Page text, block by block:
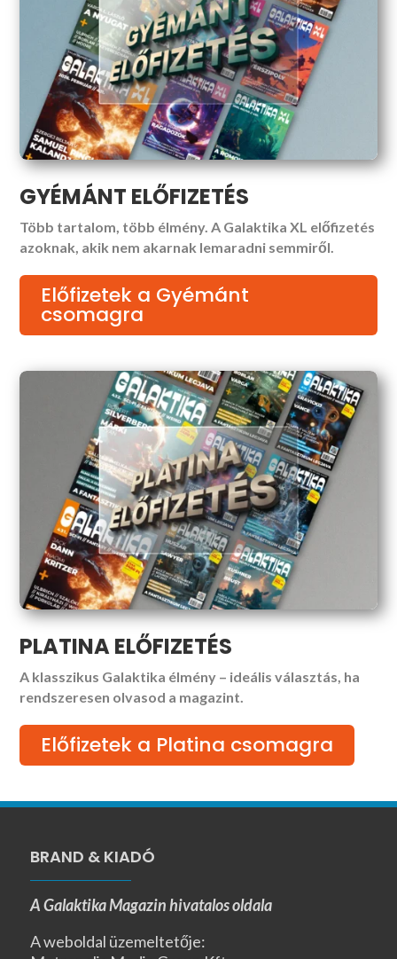
GYÉMÁNT ELŐFIZETÉS
Több tartalom, több élmény. A Galaktika XL előfizetés
azoknak, akik nem akarnak lemaradni semmiről.
Előfizetek a Gyémánt
csomagra
PLATINA ELŐFIZETÉS
A klasszikus Galaktika élmény – ideális választás, ha
rendszeresen olvasod a magazint.
Előfizetek a Platina csomagra
BRAND & KIADÓ
A Galaktika Magazin hivatalos oldala
A weboldal üzemeltetője: